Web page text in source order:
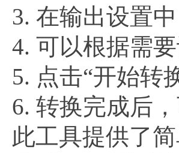
3. 在输出设置
4. 可以根据需
5. 点击“开始转
6. 转换完成后
此工具提供了